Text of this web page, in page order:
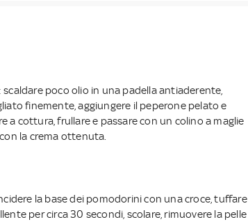
scaldare poco olio in una padella antiaderente,
finemente, aggiungere il peperone pelato e
a cottura, frullare e passare con un colino a maglie
la crema ottenuta.
la base dei pomodorini con una croce, tuffare
per circa 30 secondi, scolare, rimuovere la pelle